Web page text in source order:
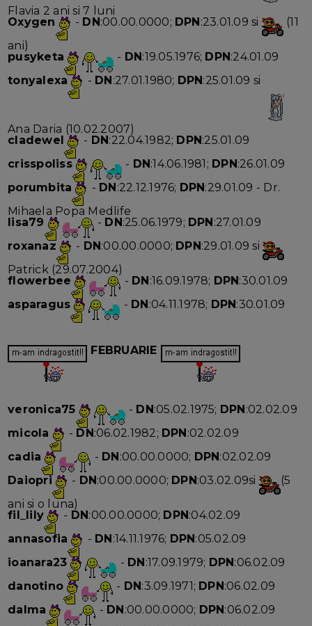
Flavia 2 ani si 7 luni
Oxygen
- DN:00.00.0000; DPN:23.01.09 si
(11
ani)
pusyketa
- DN:19.05.1976; DPN:24.01.09
tonyalexa
- DN:27.01.1980; DPN:25.01.09 si
Ana Daria (10.02.2007)
cladewel
- DN:22.04.1982; DPN:25.01.09
crisspoliss
- DN:14.06.1981; DPN:26.01.09
porumbita
- DN:22.12.1976; DPN:29.01.09 - Dr.
Mihaela Popa Medlife
lisa79
- DN:25.06.1979; DPN:27.01.09
roxanaz
- DN:00.00.0000; DPN:29.01.09 si
Patrick (29.07.2004)
flowerbee
- DN:16.09.1978; DPN:30.01.09
asparagus
- DN:04.11.1978; DPN:30.01.09
FEBRUARIE
veronica75 - DN:05.02.1975; DPN:02.02.09
micola
- DN:06.02.1982; DPN:02.02.09
cadia
- DN:00.00.0000; DPN:02.02.09
Daiopri
- DN:00.00.0000; DPN:03.02.09si
(5
ani si o luna)
fil_lily
- DN:00.00.0000; DPN:04.02.09
annasofia
- DN:14.11.1976; DPN:05.02.09
ioanara23
- DN:17.09.1979; DPN:06.02.09
danotino
- DN:3.09.1971; DPN:06.02.09
dalma
- DN:00.00.0000; DPN:06.02.09